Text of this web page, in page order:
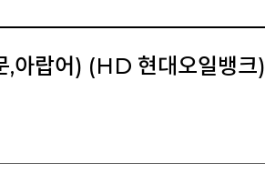
랍어) (HD 현대오일뱅크)